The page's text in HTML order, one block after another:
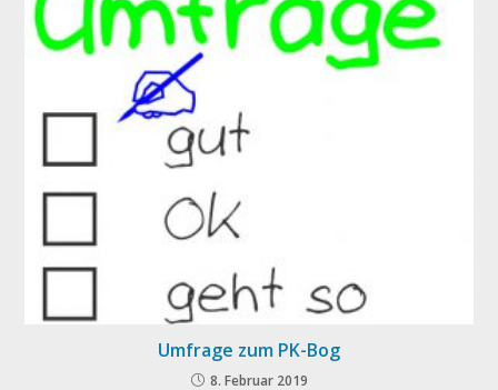
Umfrage zum PK-Bog
8. Februar 2019